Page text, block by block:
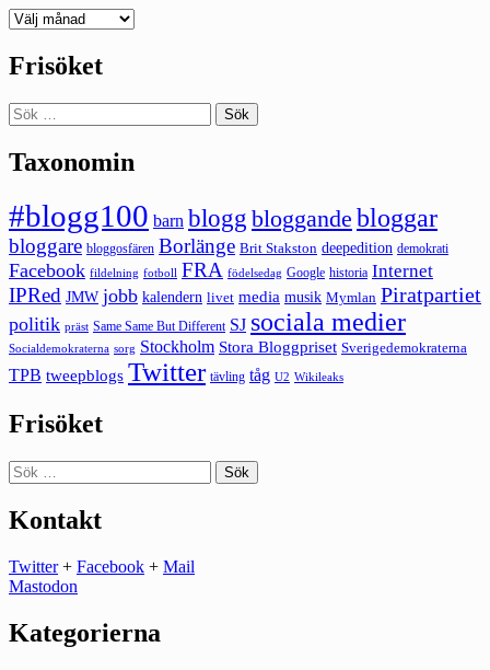
Deepedition
Frisöket
Sök
efter:
Taxonomin
#blogg100 barn blogg bloggande bloggar
bloggare bloggosfären Borlänge Brit Stakston deepedition demokrati
Facebook fildelning fotboll FRA födelsedag Google historia Internet
IPRed JMW jobb kalendern livet media musik Mymlan Piratpartiet
politik präst Same Same But Different SJ sociala medier
Socialdemokraterna sorg Stockholm Stora Bloggpriset Sverigedemokraterna
TPB tweepblogs Twitter tävling tåg U2 Wikileaks
Frisöket
Sök
efter:
Kontakt
Twitter+ Facebook + Mail
Mastodon
Kategorierna